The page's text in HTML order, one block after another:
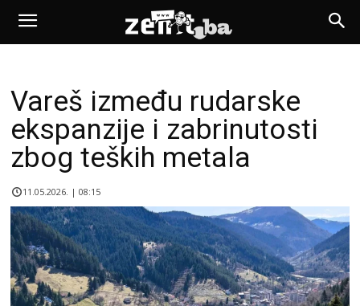
Vareš između rudarske
ekspanzije i zabrinutosti
zbog teških metala
11.05.2026. | 08:15